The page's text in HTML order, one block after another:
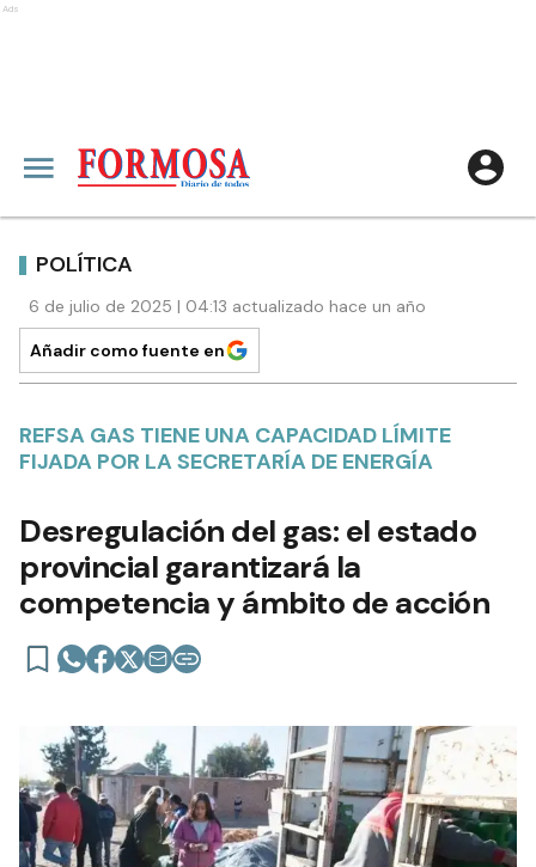
Ads
POLÍTICA
6 de julio de 2025 | 04:13 actualizado hace un año
Añadir como fuente en
REFSA GAS TIENE UNA CAPACIDAD LÍMITE
FIJADA POR LA SECRETARÍA DE ENERGÍA
Desregulación del gas: el estado
provincial garantizará la
competencia y ámbito de acción